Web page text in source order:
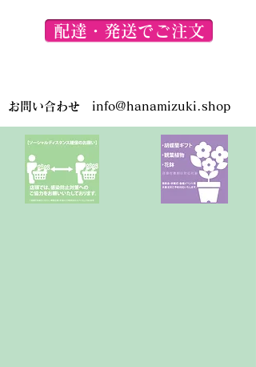
配達・発送でご注文
お問い合わせ info@hanamizuki.shop